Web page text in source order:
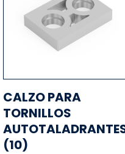
CALZO PARA
TORNILLOS
(10)